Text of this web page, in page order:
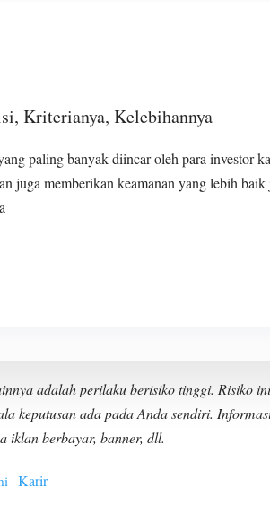
Kriterianya, Kelebihannya
paling banyak diincar oleh para investor
juga memberikan keamanan yang lebih
adalah perilaku berisiko tinggi. Risiko
keputusan ada pada Anda sendiri.
iklan berbayar, banner, dll.
| Karir